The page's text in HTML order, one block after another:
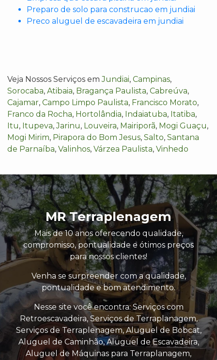
Preparo de solo para construcao em jundiai
Preco aluguel de escavadeira em jundiai
Veja Nossos Serviços emJundiai, Campinas,
Sorocaba, Atibaia, Bragança Paulista, Cabreúva,
Cajamar, Campo Limpo Paulista, Francisco Morato,
Franco da Rocha, Hortolândia, Indaiatuba, Itatiba,
Itu, Itupeva,Jarinu, Louveira, Mairiporã, Mogi Guaçu,
Mogi Mirim, Pirapora do Bom Jesus, Salto, Santana
de Parnaíba, Valinhos, Várzea Paulista, Vinhedo
MR Terraplenagem
Mais de 10 anos oferecendo qualidade,
compromisso, pontualidade e ótimos preços
para nossos clientes!
Venha se surpreender com a qualidade,
pontualidade e bom atendimento.
Nesse site você encontra: Serviços com
Retroescavadeira, Serviços de Terraplanagem,
Serviços de Terraplenagem, Aluguel de Bobcat,
Aluguel de Caminhão, Aluguel de Escavadeira,
Aluguel de Máquinas para Terraplanagem,